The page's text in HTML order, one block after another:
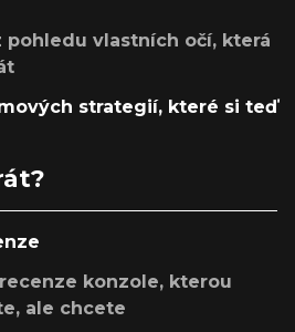
pohledu vlastních očí, která
strategií, které si teď
konzole, kterou
ale chcete